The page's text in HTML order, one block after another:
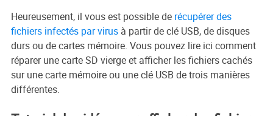
Heureusement, il vous est possible de récupérer des
fichiers infectés par virusà partir de clé USB, de disques
durs ou de cartes mémoire. Vous pouvez lire ici comment
réparer une carte SD vierge et afficher les fichiers cachés
sur une carte mémoire ou une clé USB de trois manières
différentes.